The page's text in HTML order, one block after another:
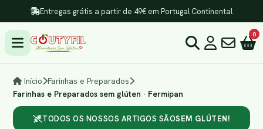
Entregas grátis a partir de 49€ em Portugal Continental
0
Início Farinhas e Preparados
Farinhas e Preparados sem glúten · Fermipan
TODOS OS NOSSOS ARTIGOS SÃOSEM GLÚTEN!